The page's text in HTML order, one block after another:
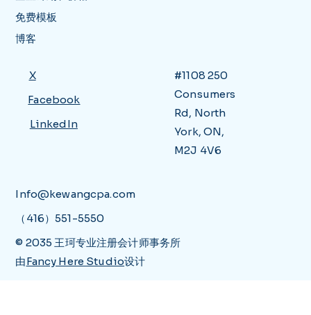
免费模板
博客
Facebook
LinkedIn
X
#1108 250
Consumers
Rd, North
York, ON,
M2J 4V6
Info@kewangcpa.com
（416）551-5550
© 2035 王珂专业注册会计师事务所
由Fancy Here Studio设计